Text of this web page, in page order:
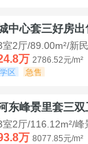
中心套三好房出
室2厅/89.00m²/新
万 2786.52元/m²
学区
急售
东峰景里套三
室2厅/116.12m²/峰
万 8077.85元/m²